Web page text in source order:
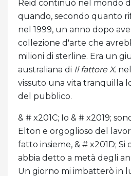
Reid continuò nel mondo
quando, secondo quanto
nel 1999, un anno dopo
collezione d'arte che
milioni di sterline. Era un
australiana di Il fattore X.
vissuto una vita tranquilla
del pubblico.
& # x201C; Io & # x2019;
Elton e orgoglioso del
fatto insieme, & # x201D; Si
abbia detto a metà degli
Un giorno mi imbatterò in